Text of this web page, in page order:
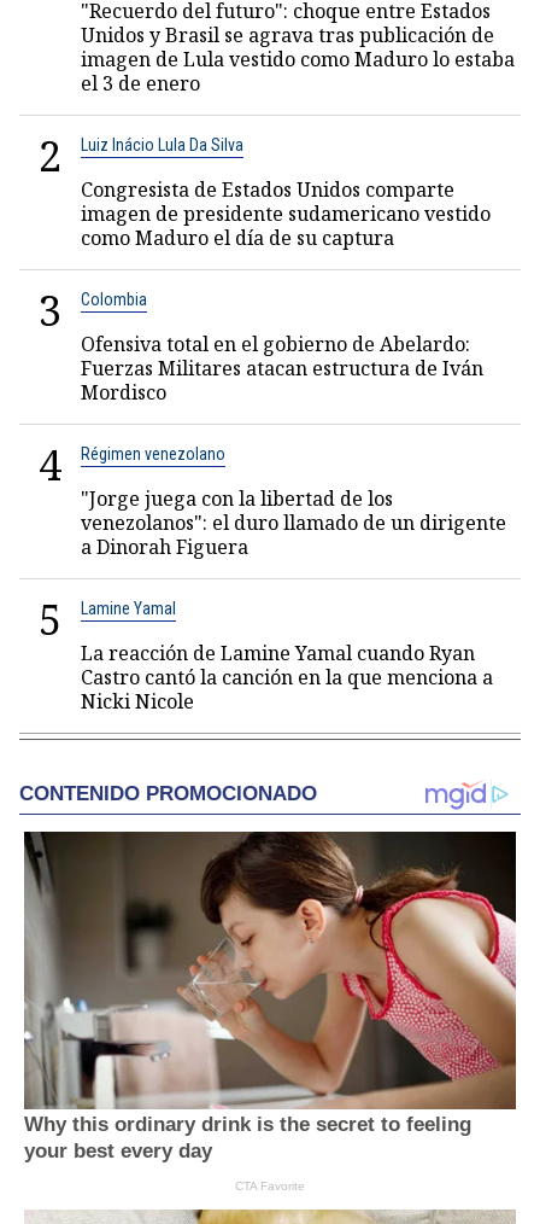
"Recuerdo del futuro": choque entre Estados
Unidos y Brasil se agrava tras publicación de
imagen de Lula vestido como Maduro lo estaba
el 3 de enero
2 Luiz Inácio Lula Da Silva
Congresista de Estados Unidos comparte
imagen de presidente sudamericano vestido
como Maduro el día de su captura
3 Colombia
Ofensiva total en el gobierno de Abelardo:
Fuerzas Militares atacan estructura de Iván
Mordisco
4 Régimen venezolano
"Jorge juega con la libertad de los
venezolanos": el duro llamado de un dirigente
a Dinorah Figuera
5 Lamine Yamal
La reacción de Lamine Yamal cuando Ryan
Castro cantó la canción en la que menciona a
Nicki Nicole